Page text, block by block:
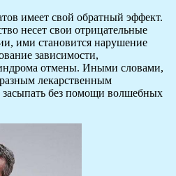
имеет свой обратный эффект.
несет свои отрицательные
ими становится нарушение
зависимости,
отмены. Иными словами,
лекарственным
без помощи волшебных